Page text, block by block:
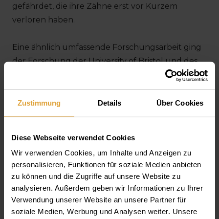
Zustimmung Details Über Cookies
Diese Webseite verwendet Cookies
Wir verwenden Cookies, um Inhalte und Anzeigen zu
personalisieren, Funktionen für soziale Medien anbieten
zu können und die Zugriffe auf unsere Website zu
analysieren. Außerdem geben wir Informationen zu Ihrer
Verwendung unserer Website an unsere Partner für
soziale Medien, Werbung und Analysen weiter. Unsere
gefährdet, die ihre Zähne erst vor Kurzem
verloren haben.
Eine ähnlich umfassende Forschungsarbeit ging
der Forschung der University of Bristol und des
Royal College of Surgeons im Jahre 2008 voraus,
wonach sich das Risiko einer Herzkrankheit bei an
Zahnfleischblutung leidenden Patienten wegen
der mangelhaften Mundhygiene erhöhen kann.
Bakterien in den Blutstrom gelangen können,
kann es dazu kommen, dass sie die dort die
Blutversorgung des Herzens beeinträchtigen,
weshalb dieses Problem langfristig sogar zu
einem Herzinfarkt führen kann.